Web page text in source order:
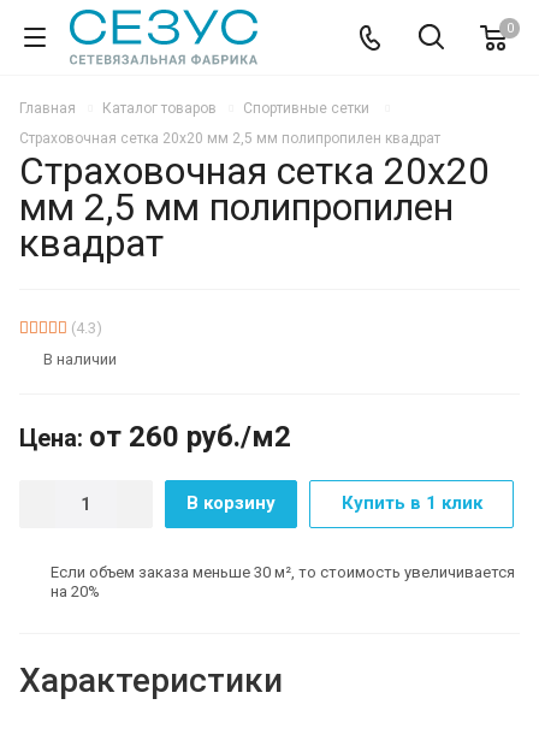
0
Главная Каталог товаров
Спортивные сетки
Страховочная сетка 20х20 мм 2,5 мм полипропилен квадрат
Страховочная сетка 20х20
мм 2,5 мм полипропилен
квадрат
(4.3)
В наличии
Цена: от 260 руб./м2
В корзину Купить в 1 клик
Если объем заказа меньше 30 м², то стоимость увеличивается
на 20%
Характеристики